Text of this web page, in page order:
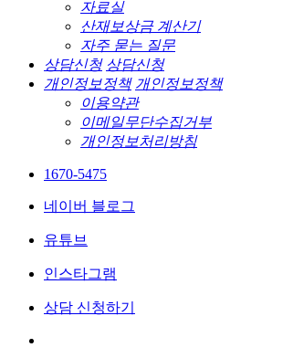
자료실
산재보상금 계산기
자주 묻는 질문
상담신청 상담신청
개인정보정책 개인정보정책
이용약관
이메일무단수집거부
개인정보처리방침
1670-5475
네이버 블로그
유튜브
인스타그램
상담 신청하기